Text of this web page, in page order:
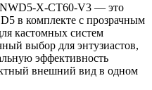
NWD5-X-CT60-V3 — это
в комплекте с прозрачным
кастомных систем
выбор для энтузиастов,
эффективность
внешний вид в одном